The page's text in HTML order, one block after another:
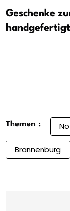
Geschenke
handgefertigt
Themen :
Brannenburg